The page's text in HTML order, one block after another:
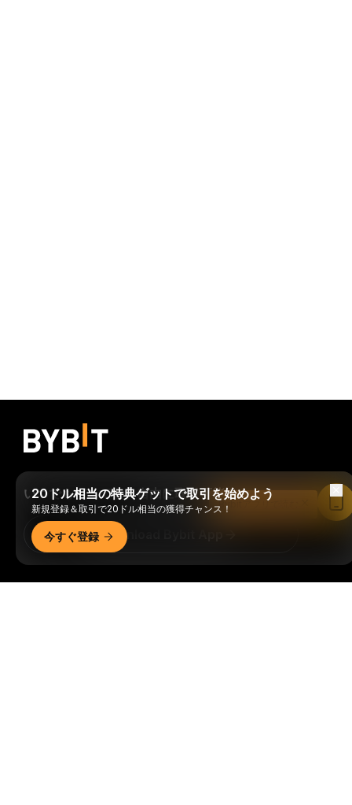
いつでもどこでも、自由に取引可能！
Download Bybit App
20ドル相当の特典ゲットで取引を始めよう
新規登録＆取引で20ドル相当の獲得チャンス！
今すぐ登録
Bybitアプリで読む